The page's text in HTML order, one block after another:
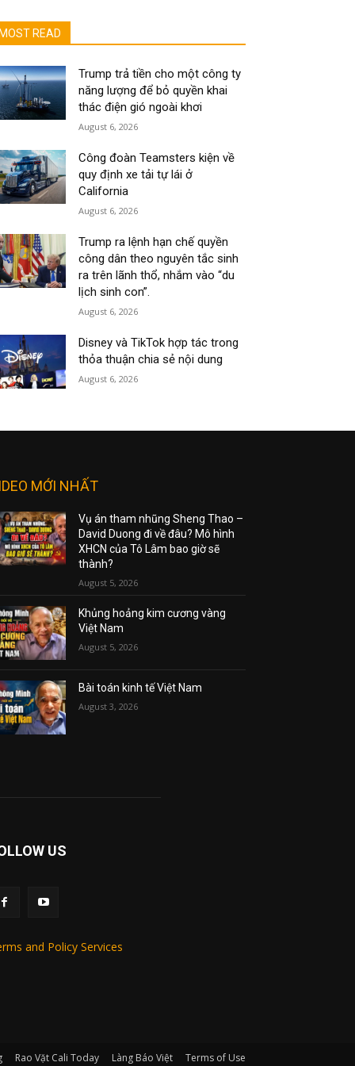
READ
Trump trả tiền cho một công ty
năng lượng để bỏ quyền khai
thác điện gió ngoài khơi
August 6, 2026
Công đoàn Teamsters kiện về
quy định xe tải tự lái ở
California
August 6, 2026
Trump ra lệnh hạn chế quyền
công dân theo nguyên tắc sinh
ra trên lãnh thổ, nhắm vào “du
lịch sinh con”.
August 6, 2026
Disney và TikTok hợp tác trong
thỏa thuận chia sẻ nội dung
August 6, 2026
MỚI NHẤT
Vụ án tham nhũng Sheng Thao –
David Duong đi về đâu? Mô hình
XHCN của Tô Lâm bao giờ sẽ
thành?
August 5, 2026
Khủng hoảng kim cương vàng
Việt Nam
August 5, 2026
Bài toán kinh tế Việt Nam
August 3, 2026
US
and Policy Services
Rao Vặt Cali Today Làng Báo Việt Terms of Use